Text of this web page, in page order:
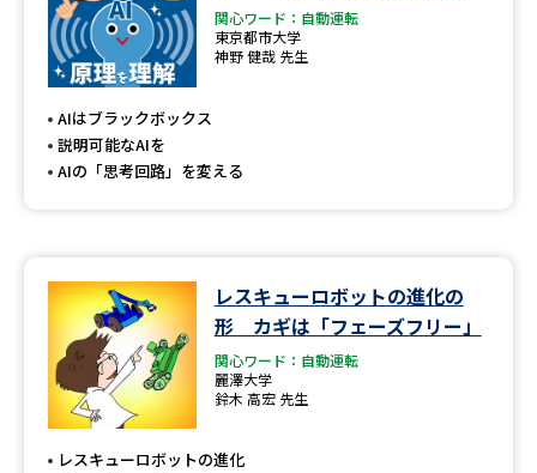
関心ワード：自動運転
東京都市大学
神野 健哉 先生
AIはブラックボックス
説明可能なAIを
AIの「思考回路」を変える
レスキューロボットの進化の
形 カギは「フェーズフリー」
関心ワード：自動運転
麗澤大学
鈴木 高宏 先生
レスキューロボットの進化